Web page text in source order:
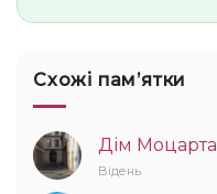
Схожі памʼятки
Дім Моцарта
Відень